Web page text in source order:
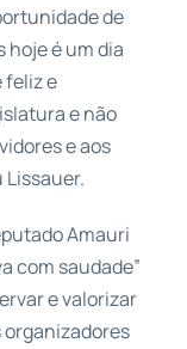
de
é um dia
feliz e
e não
e aos
Lissauer.
Amauri
com saudade”
e valorizar
organizadores